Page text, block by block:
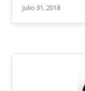
julio 31, 2018